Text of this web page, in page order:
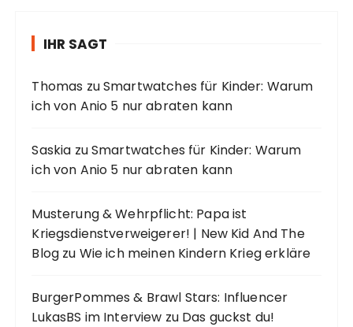
IHR SAGT
Thomas zuSmartwatches für Kinder: Warum
ich von Anio 5 nur abraten kann
Saskia zuSmartwatches für Kinder: Warum
ich von Anio 5 nur abraten kann
Musterung & Wehrpflicht: Papa ist
Kriegsdienstverweigerer! | New Kid And The
Blog zu Wie ich meinen Kindern Krieg erkläre
BurgerPommes & Brawl Stars: Influencer
LukasBS im Interview zu Das guckst du!